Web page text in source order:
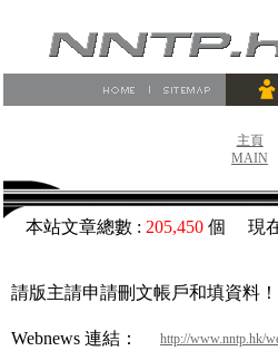
主頁
MAIN
本站文章總數 : 205,450 個 現在
請版主請申請刪文帳戶和填資料！
Webnews 連結： http://www.nntp.hk/